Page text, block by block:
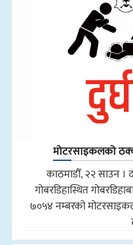
मोटरसाइकलको
काठमाडौँ, २२ साउन ।
गोबरडिहास्थित
७०५४ नम्बरको